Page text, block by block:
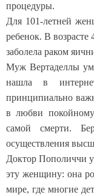
процедуры.
Для 101-летней
ребенок. В возрасте
заболела раком
Муж Вертаделлы
нашла в
принципиально
в любви
самой смерти.
осуществления
Доктор Пополиччи
эту женщину: она
мире, где многие